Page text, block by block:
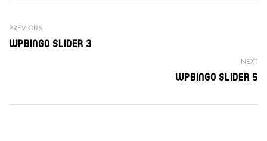
PREVIOUS
Wpbingo Slider 3
NEXT
Wpbingo Slider 5